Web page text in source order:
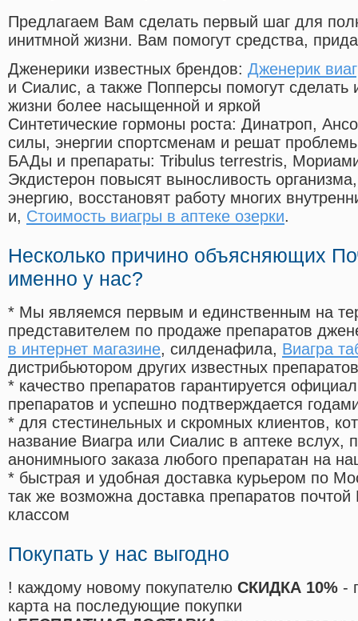
Предлагаем Вам сделать первый шаг для
инитмной жизни. Вам помогут средства,
Дженерики известных брендов: Дженерик
и Сиалис, а также Попперсы помогут
жизни более насыщенной и яркой
Синтетические гормоны роста: Динатроп,
силы, энергии спортсменам и решат
БАДы и препараты: Tribulus terrestris,
Экдистерон повысят выносливость
энергию, восстановят работу многих
и, Стоимость виагры в аптеке озерки.
Несколько причино объясняющих
именно у нас?
* Мы являемся первым и единственным на
представителем по продаже препаратов
в интернет магазине, силденафила, Виагра
дистрибьютором других известных препаратов
* качество препаратов гарантируется
препаратов и успешно подтверждается
* для стестинельных и скромных клиентов,
название Виагра или Сиалис в аптеке вслух,
анонимныого заказа любого препаратан на
* быстрая и удобная доставка курьером по
так же возможна доставка препаратов
классом
Покупать у нас выгодно
! каждому новому покупателю СКИДКА 10% -
карта на последующие покупки